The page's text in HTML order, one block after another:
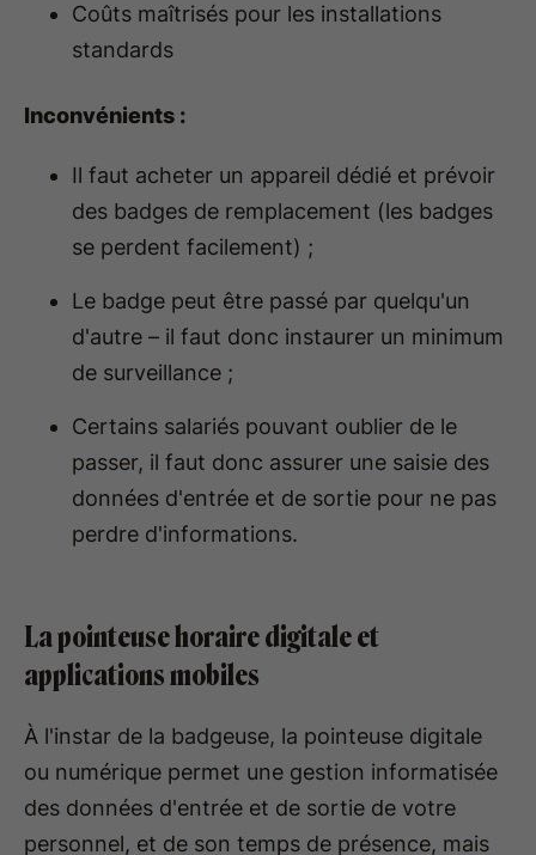
Coûts maîtrisés pour les installations
standards
Inconvénients :
Il faut acheter un appareil dédié et prévoir
des badges de remplacement (les badges
se perdent facilement) ;
Le badge peut être passé par quelqu'un
d'autre – il faut donc instaurer un minimum
de surveillance ;
Certains salariés pouvant oublier de le
passer, il faut donc assurer une saisie des
données d'entrée et de sortie pour ne pas
perdre d'informations.
La pointeuse horaire digitale et
applications mobiles
À l'instar de la badgeuse, la pointeuse digitale
ou numérique permet une gestion informatisée
des données d'entrée et de sortie de votre
personnel, et de son temps de présence, mais